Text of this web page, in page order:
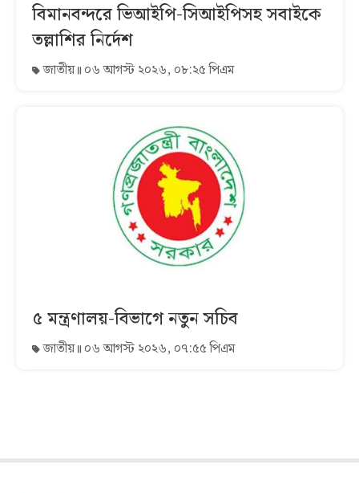
বিমানবন্দরে ভিআইপি-সিআইপিসহ সবাইকে
তল্লাশির নির্দেশ
জাতীয় ০৬ আগস্ট ২০২৬, ০৮:২৫ পিএম
৫ মন্ত্রণালয়-বিভাগে নতুন সচিব
জাতীয় ০৬ আগস্ট ২০২৬, ০৭:৫৫ পিএম